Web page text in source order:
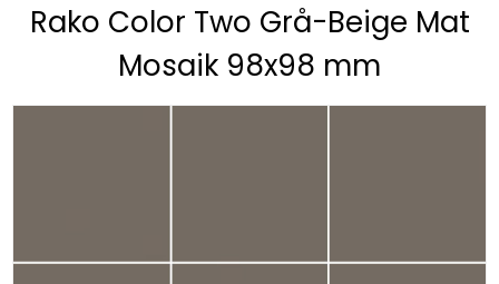
Rako Color Two Grå-Beige Mat
Mosaik 98x98 mm